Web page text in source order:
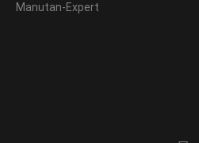
Manutan-Expert